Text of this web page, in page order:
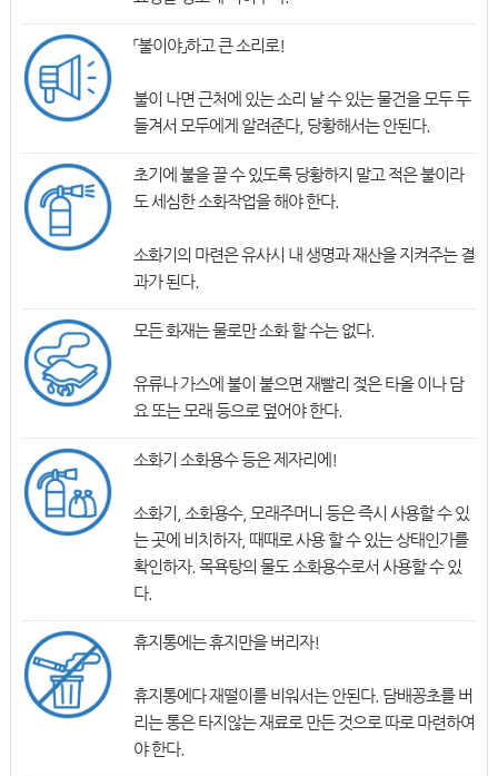
「불이야」하고 큰 소리로!
불이 나면 근처에 있는 소리 날 수 있는 물건을 모두 두
들겨서 모두에게 알려준다, 당황해서는 안된다.
초기에 불을 끌 수 있도록 당황하지 말고 적은 불이라
도 세심한 소화작업을 해야 한다.
소화기의 마련은 유사시 내 생명과 재산을 지켜주는 결
과가 된다.
모든 화재는 물로만 소화 할 수는 없다.
유류나 가스에 불이 붙으면 재빨리 젖은 타올 이나 담
요 또는 모래 등으로 덮어야 한다.
소화기 소화용수 등은 제자리에!
소화기, 소화용수, 모래주머니 등은 즉시 사용할 수 있
는 곳에 비치하자, 때때로 사용 할 수 있는 상태인가를
확인하자. 목욕탕의 물도 소화용수로서 사용할 수 있
다.
휴지통에는 휴지만을 버리자!
휴지통에다 재떨이를 비워서는 안된다. 담배꽁초를 버
리는 통은 타지않는 재료로 만든 것으로 따로 마련하여
야 한다.